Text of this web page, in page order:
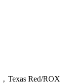
，Texas Red/ROX